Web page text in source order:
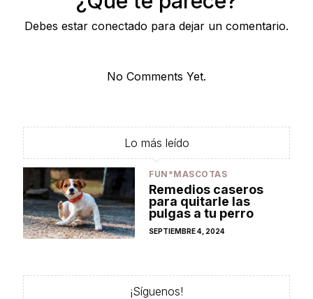
Debes estar conectado para dejar un comentario.
No Comments Yet.
Lo más leído
FUN*MASCOTAS
Remedios caseros
para quitarle las
pulgas a tu perro
POSTED
SEPTIEMBRE 4, 2024
¡Síguenos!